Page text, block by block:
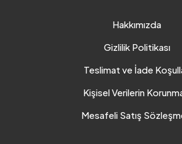
Hakkımızda
Gizlilik Politikası
Teslimat ve İade
Kişisel Verilerin
Mesafeli Satış